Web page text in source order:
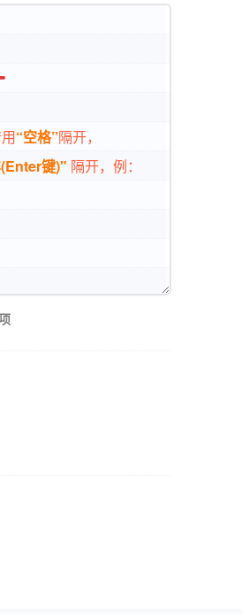
“空格”隔开，
键)" 隔开，例：